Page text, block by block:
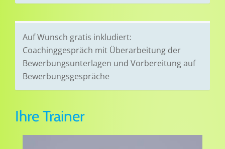
Auf Wunsch gratis inkludiert:
Coachinggespräch mit Überarbeitung der
Bewerbungsunterlagen und Vorbereitung auf
Bewerbungsgespräche
Ihre Trainer